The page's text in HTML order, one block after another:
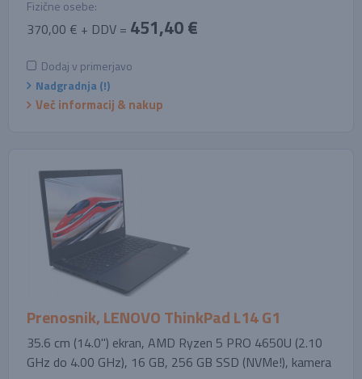
Fizične osebe:
370,00 € + DDV = 451,40 €
Dodaj v primerjavo
Nadgradnja (!)
Več informacij & nakup
Prenosnik, LENOVO ThinkPad L14 G1
35.6 cm (14.0'') ekran, AMD Ryzen 5 PRO 4650U (2.10
GHz do 4.00 GHz), 16 GB, 256 GB SSD (NVMe!), kamera